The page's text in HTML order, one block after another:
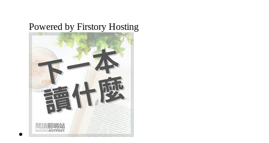
Powered by Firstory Hosting